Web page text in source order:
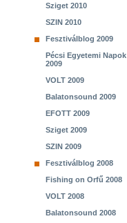
Sziget 2010
SZIN 2010
Fesztiválblog 2009
Pécsi Egyetemi Napok
2009
VOLT 2009
Balatonsound 2009
EFOTT 2009
Sziget 2009
SZIN 2009
Fesztiválblog 2008
Fishing on Orfű 2008
VOLT 2008
Balatonsound 2008